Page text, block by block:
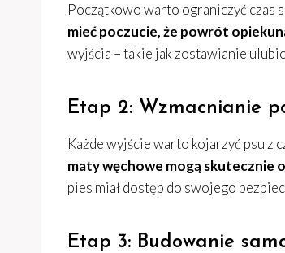
Początkowo warto ograniczyć czas
mieć poczucie, że powrót
wyjścia – takie jak zostawianie
Etap 2: Wzmacnianie
Każde wyjście warto kojarzyć psu z
maty węchowe mogą skutecznie
pies miał dostęp do swojego
Etap 3: Budowanie